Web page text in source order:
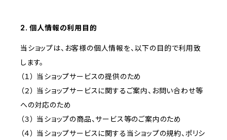
2. 個人情報の利用目的
当ショップは、お客様の個人情報を、以下の目的で利用致
します。
（１） 当ショップサービスの提供のため
（２） 当ショップサービスに関するご案内、お問い合わせ等
への対応のため
（３） 当ショップの商品、サービス等のご案内のため
（４） 当ショップサービスに関する当ショップの規約、ポリシ